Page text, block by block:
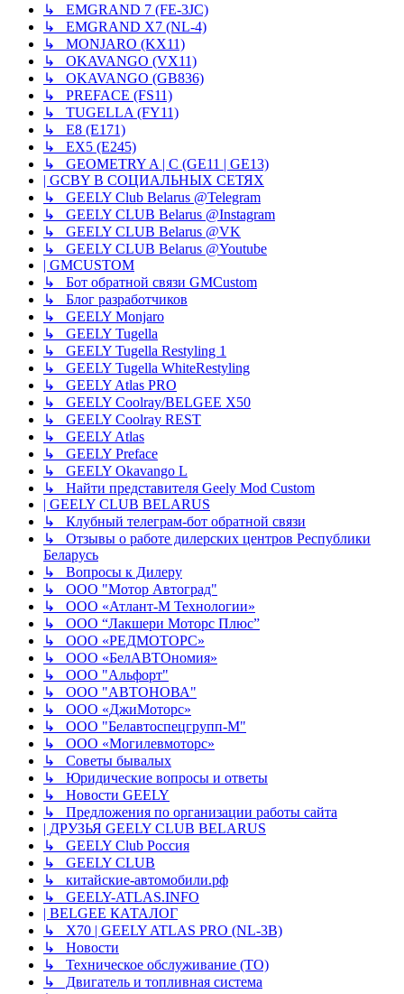
↳ EMGRAND 7 (FE-3JC)
↳ EMGRAND X7 (NL-4)
↳ MONJARO (KX11)
↳ OKAVANGO (VX11)
↳ OKAVANGO (GB836)
↳ PREFACE (FS11)
↳ TUGELLA (FY11)
↳ E8 (E171)
↳ EX5 (E245)
↳ GEOMETRY A | C (GE11 | GE13)
| GCBY В СОЦИАЛЬНЫХ СЕТЯХ
↳ GEELY Club Belarus @Telegram
↳ GEELY CLUB Belarus @Instagram
↳ GEELY CLUB Belarus @VK
↳ GEELY CLUB Belarus @Youtube
| GMCUSTOM
↳ Бот обратной связи GMCustom
↳ Блог разработчиков
↳ GEELY Monjaro
↳ GEELY Tugella
↳ GEELY Tugella Restyling 1
↳ GEELY Tugella WhiteRestyling
↳ GEELY Atlas PRO
↳ GEELY Coolray/BELGEE X50
↳ GEELY Coolray REST
↳ GEELY Atlas
↳ GEELY Preface
↳ GEELY Okavango L
↳ Найти представителя Geely Mod Custom
| GEELY CLUB BELARUS
↳ Клубный телеграм-бот обратной связи
↳ Отзывы о работе дилерских центров Республики
Беларусь
↳ Вопросы к Дилеру
↳ ООО "Мотор Автоград"
↳ ООО «Атлант-М Технологии»
↳ ООО “Лакшери Моторс Плюс”
↳ ООО «РЕДМОТОРС»
↳ ООО «БелАВТОномия»
↳ ООО "Альфорт"
↳ ООО "АВТОНОВА"
↳ ООО «ДжиМоторс»
↳ ООО "Белавтоспецгрупп-М"
↳ ООО «Могилевмоторс»
↳ Советы бывалых
↳ Юридические вопросы и ответы
↳ Новости GEELY
↳ Предложения по организации работы сайта
| ДРУЗЬЯ GEELY CLUB BELARUS
↳ GEELY Club Россия
↳ GEELY CLUB
↳ китайские-автомобили.рф
↳ GEELY-ATLAS.INFO
| BELGEE КАТАЛОГ
↳ X70 | GEELY ATLAS PRO (NL-3B)
↳ Новости
↳ Техническое обслуживание (ТО)
↳ Двигатель и топливная система